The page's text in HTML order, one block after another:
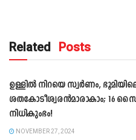
Related Posts
TECHNOLOGY
ഉള്ളില്‍ നിറയെ സ്വര്‍ണം,
ശതകോടീശ്വരന്‍മാരാകാം; 16
നിധികുംഭം!
NOVEMBER 27, 2024